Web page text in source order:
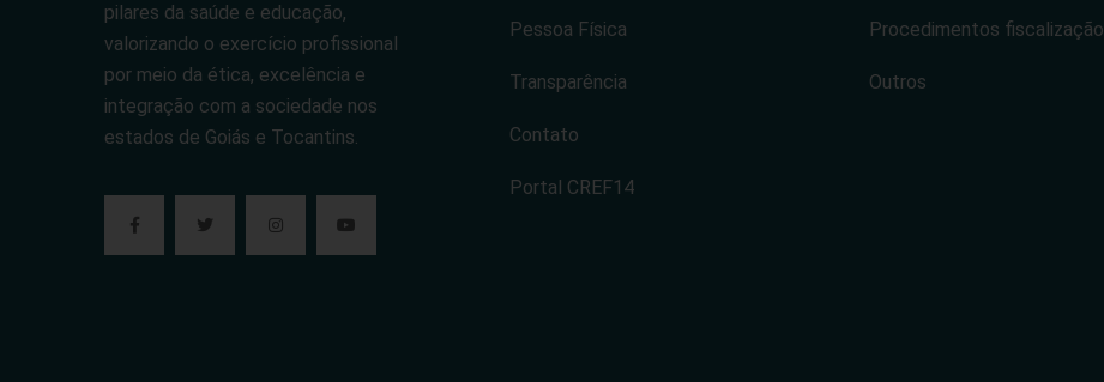
pilares da saúde e educação,
valorizando o exercício profissional
por meio da ética, excelência e
integração com a sociedade nos
estados de Goiás e Tocantins.
Pessoa Física
Transparência
Contato
Portal CREF14
Procedimentos fiscalização
Outros